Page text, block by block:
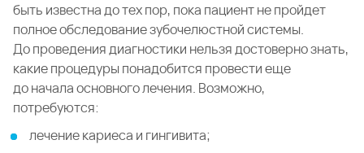
быть известна до тех пор, пока пациент не пройдет
полное обследование зубочелюстной системы.
До проведения диагностики нельзя достоверно знать,
какие процедуры понадобится провести еще
до начала основного лечения. Возможно,
потребуются:
лечение кариеса и гингивита;